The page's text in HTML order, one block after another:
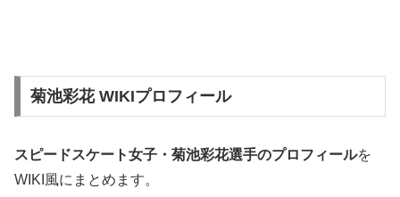
菊池彩花 WIKIプロフィール
スピードスケート女子・菊池彩花選手のプロフィールを
WIKI風にまとめます。